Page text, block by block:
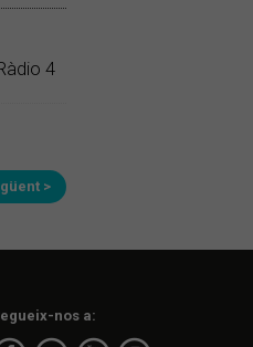
4
>
nos a: